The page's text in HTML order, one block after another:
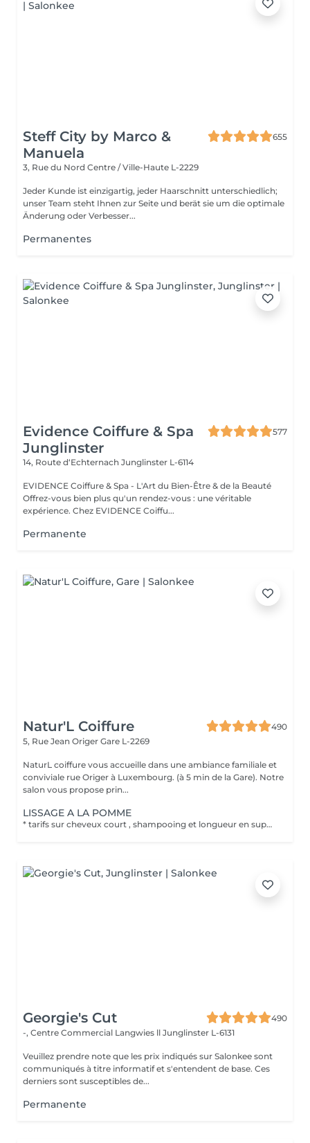
Steff City by Marco &
Manuela
655
3, Rue du Nord Centre / Ville-Haute L-2229
Jeder Kunde ist einzigartig, jeder Haarschnitt unterschiedlich;
unser Team steht Ihnen zur Seite und berät sie um die optimale
Änderung oder Verbesser...
Permanentes
Evidence Coiffure & Spa
Junglinster
577
14, Route d‘Echternach Junglinster L-6114
EVIDENCE Coiffure & Spa - L'Art du Bien-Être & de la Beauté
Offrez-vous bien plus qu'un rendez-vous : une véritable
expérience. Chez EVIDENCE Coiffu...
Permanente
Natur'L Coiffure
490
5, Rue Jean Origer Gare L-2269
NaturL coiffure vous accueille dans une ambiance familiale et
conviviale rue Origer à Luxembourg. (à 5 min de la Gare). Notre
salon vous propose prin...
LISSAGE A LA POMME
* tarifs sur cheveux court , shampooing et longueur en supplément
Georgie's Cut
490
-, Centre Commercial Langwies ll Junglinster L-6131
Veuillez prendre note que les prix indiqués sur Salonkee sont
communiqués à titre informatif et s'entendent de base. Ces
derniers sont susceptibles de...
Permanente